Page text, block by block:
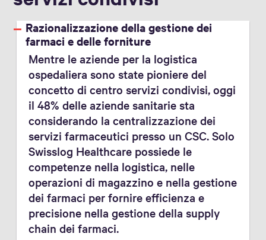
Razionalizzazione della gestione dei
farmaci e delle forniture
Mentre le aziende per la logistica
ospedaliera sono state pioniere del
concetto di centro servizi condivisi, oggi
il 48% delle aziende sanitarie sta
considerando la centralizzazione dei
servizi farmaceutici presso un CSC. Solo
Swisslog Healthcare possiede le
competenze nella logistica, nelle
operazioni di magazzino e nella gestione
dei farmaci per fornire efficienza e
precisione nella gestione della supply
chain dei farmaci.